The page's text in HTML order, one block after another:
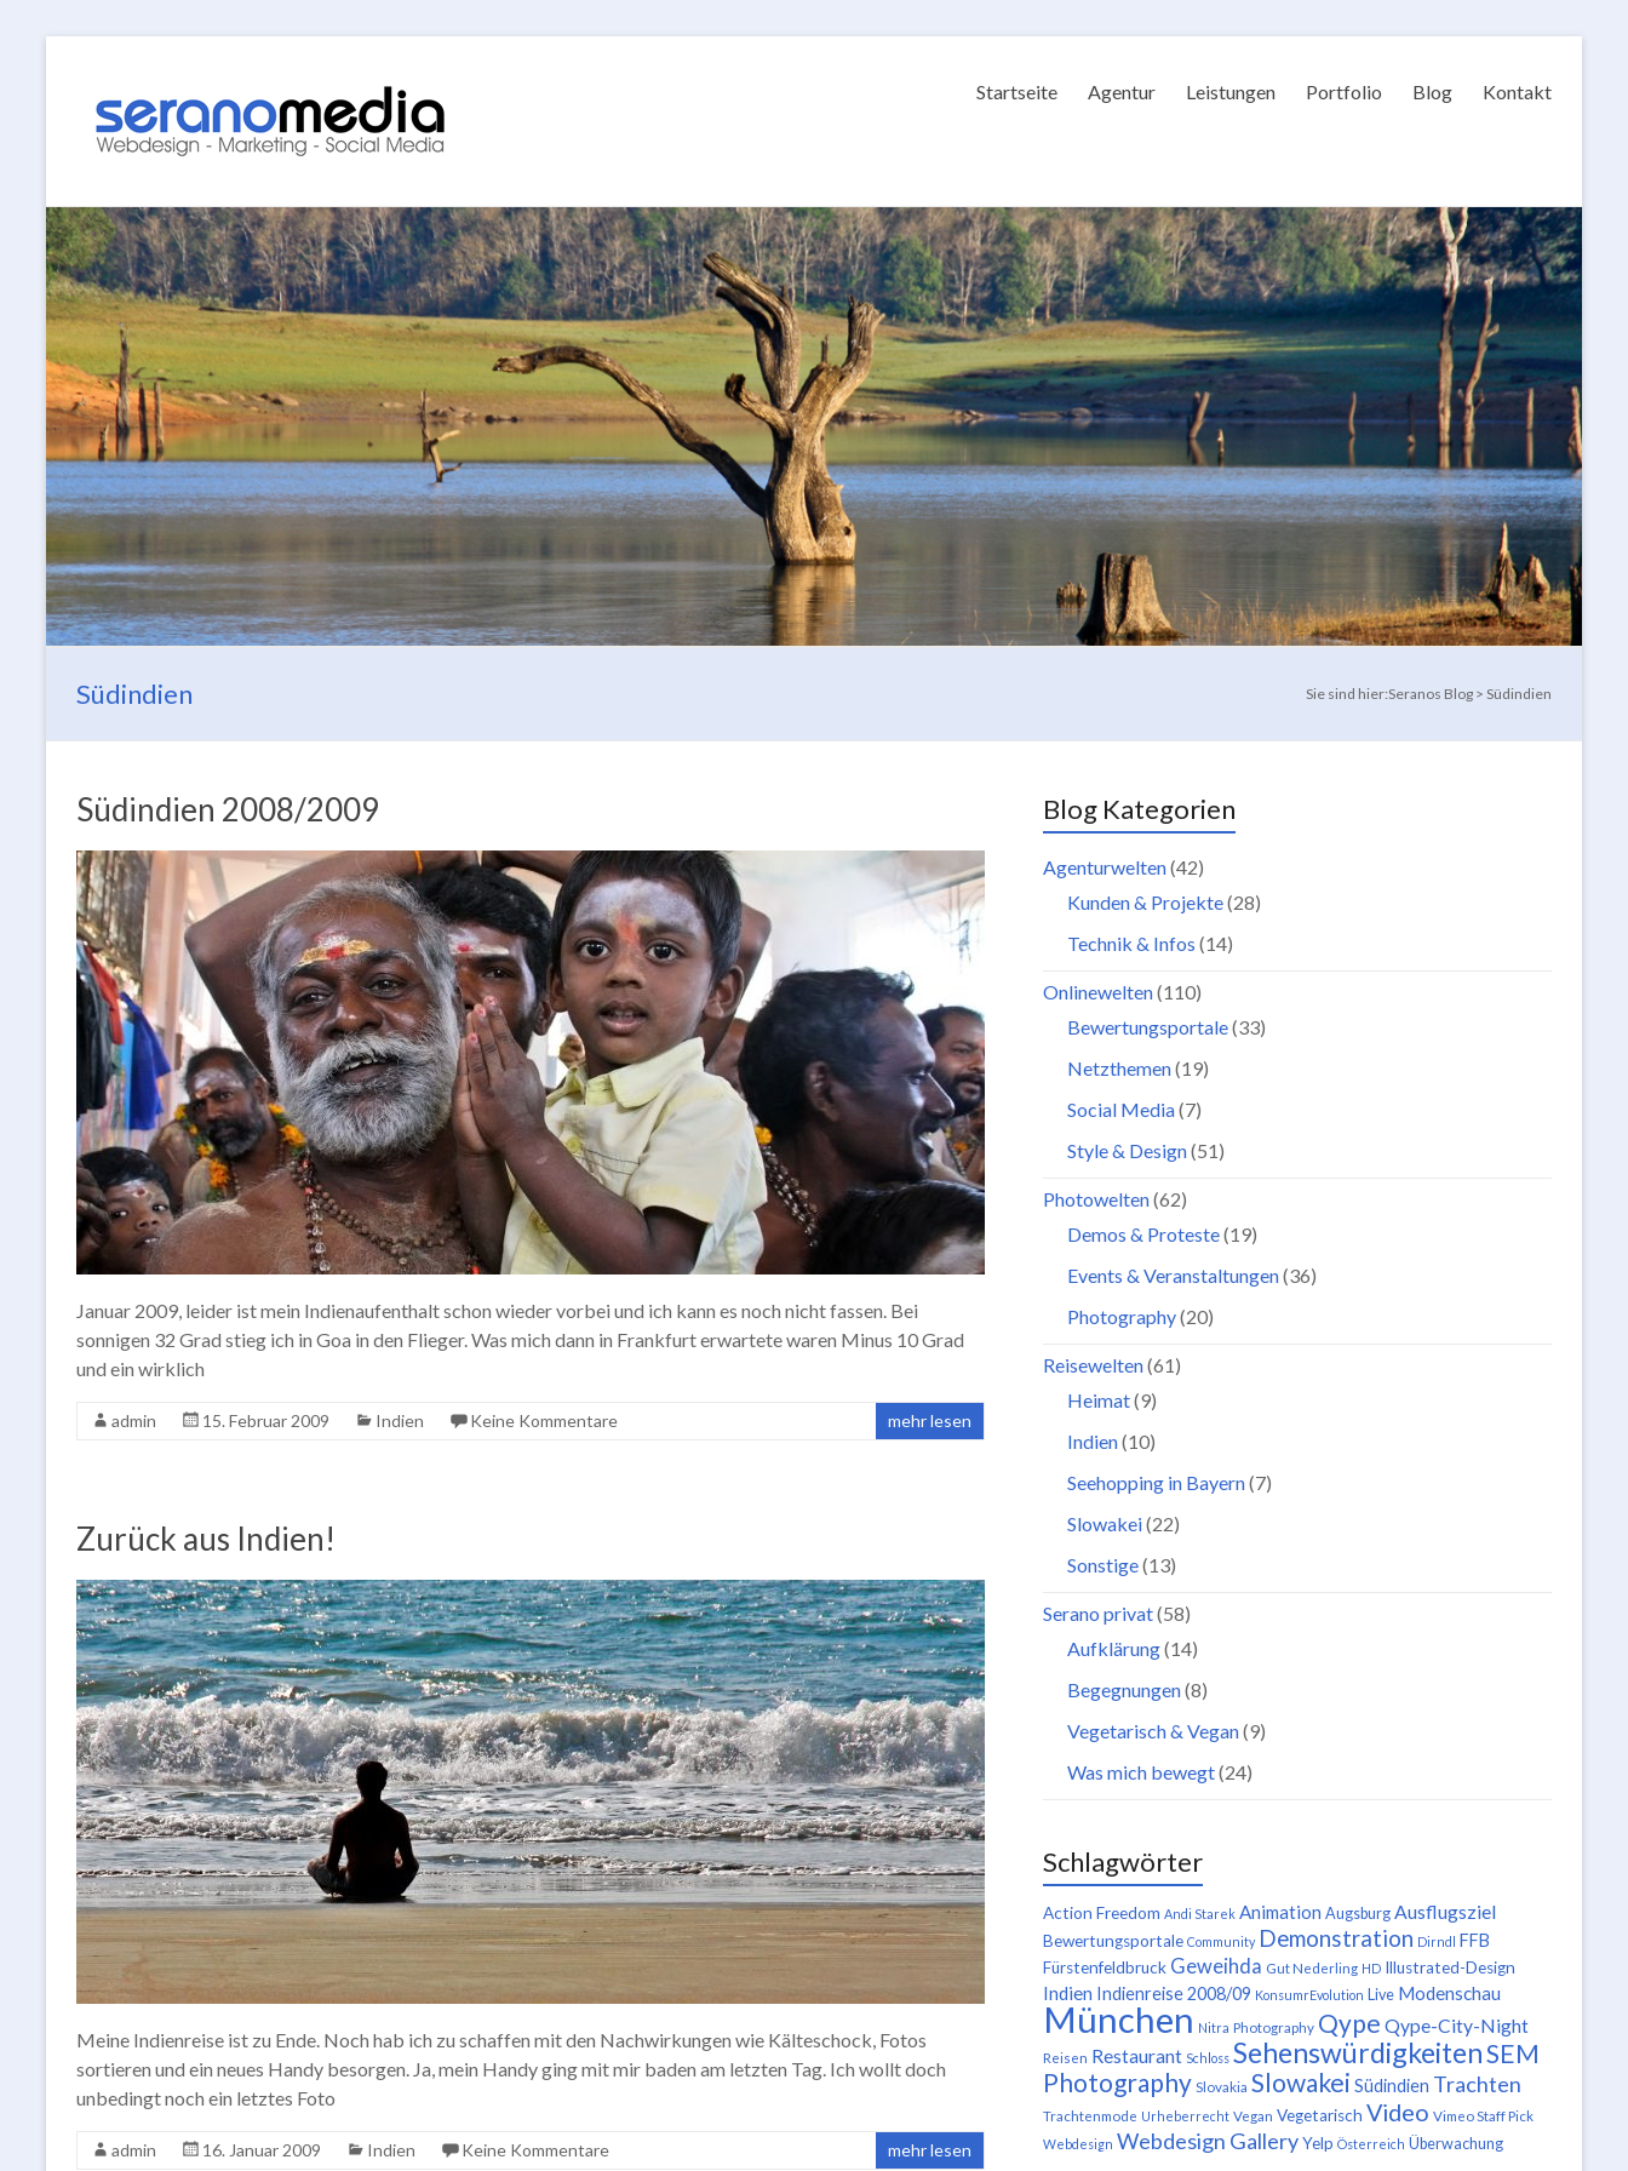
Startseite Agentur Leistungen Portfolio Blog Kontakt
Südindien Sie sind hier:Seranos Blog > Südindien
Südindien 2008/2009
Januar 2009, leider ist mein Indienaufenthalt schon wieder vorbei und ich kann es noch nicht fassen. Bei
sonnigen 32 Grad stieg ich in Goa in den Flieger. Was mich dann in Frankfurt erwartete waren Minus 10 Grad
und ein wirklich
admin 15. Februar 2009 Indien Keine Kommentare mehr lesen
Zurück aus Indien!
Meine Indienreise ist zu Ende. Noch hab ich zu schaffen mit den Nachwirkungen wie Kälteschock, Fotos
sortieren und ein neues Handy besorgen. Ja, mein Handy ging mit mir baden am letzten Tag. Ich wollt doch
unbedingt noch ein letztes Foto
admin 16. Januar 2009 Indien Keine Kommentare mehr lesen
Blog Kategorien
Agenturwelten(42)
Kunden & Projekte(28)
Technik & Infos (14)
Onlinewelten(110)
Bewertungsportale(33)
Netzthemen(19)
Social Media(7)
Style & Design(51)
Photowelten(62)
Demos & Proteste(19)
Events & Veranstaltungen(36)
Photography(20)
Reisewelten(61)
Heimat(9)
Indien(10)
Seehopping in Bayern(7)
Slowakei(22)
Sonstige(13)
Serano privat(58)
Aufklärung(14)
Begegnungen(8)
Vegetarisch & Vegan(9)
Was mich bewegt(24)
Schlagwörter
Action Freedom Andi Starek Animation Augsburg Ausflugsziel
Bewertungsportale Community Demonstration Dirndl FFB
Fürstenfeldbruck Geweihda Gut Nederling HD Illustrated-Design
Indien Indienreise 2008/09 KonsumrEvolution Live Modenschau
München Nitra Photography Qype Qype-City-Night
Reisen Restaurant Schloss SehenswürdigkeitenSEM
Photography Slovakia Slowakei Südindien Trachten
Trachtenmode Urheberrecht Vegan Vegetarisch Video Vimeo Staff Pick
Webdesign Webdesign GalleryYelp Österreich Überwachung